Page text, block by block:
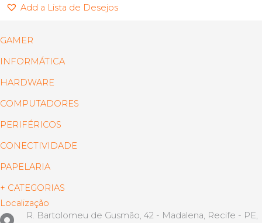
Add a Lista de Desejos
GAMER
INFORMÁTICA
HARDWARE
COMPUTADORES
PERIFÉRICOS
CONECTIVIDADE
PAPELARIA
+ CATEGORIAS
Localização
R. Bartolomeu de Gusmão, 42 - Madalena, Recife - PE,